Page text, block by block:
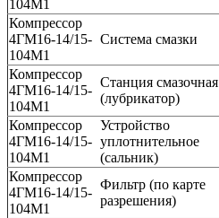
104М1
Компрессор
4ГМ16-14/15-
104М1
Система смазки
Компрессор
4ГМ16-14/15-
104М1
Станция смазочная
(лубрикатор)
Компрессор
4ГМ16-14/15-
104М1
Устройство
уплотнительное
(сальник)
Компрессор
4ГМ16-14/15-
104М1
Фильтр (по карте
разрешения)